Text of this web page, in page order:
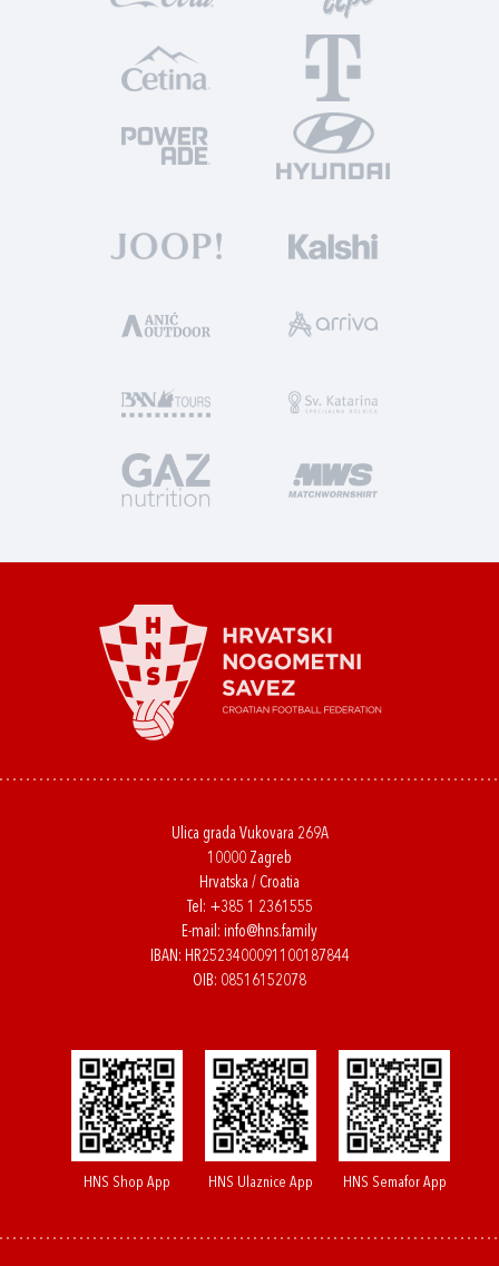
Ulica grada Vukovara 269A
10000 Zagreb
Hrvatska / Croatia
Tel: +385 1 2361555
E-mail: info@hns.family
IBAN: HR2523400091100187844
OIB: 08516152078
HNS Shop App HNS Ulaznice App HNS Semafor App